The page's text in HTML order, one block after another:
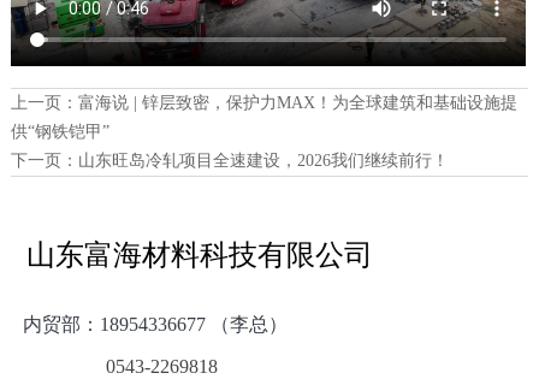
上一页： 富海说 | 锌层致密，保护力MAX！为全球建筑和基础设施提
供“钢铁铠甲”
下一页： 山东旺岛冷轧项目全速建设，2026我们继续前行！
山东富海材料科技有限公司
内贸部： 18954336677 （李总）
0543-2269818